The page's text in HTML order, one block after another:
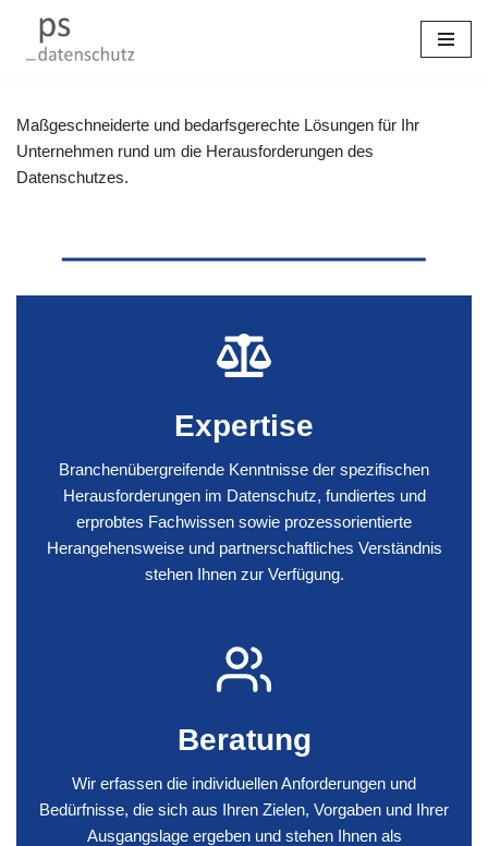
Zum
Maßgeschneiderte und bedarfsgerechte Lösungen für Ihr
Unternehmen rund um die Herausforderungen des
Datenschutzes.
Expertise
Branchenübergreifende Kenntnisse der spezifischen
Herausforderungen im Datenschutz, fundiertes und
erprobtes Fachwissen sowie prozessorientierte
Herangehensweise und partnerschaftliches Verständnis
stehen Ihnen zur Verfügung.
Beratung
Wir erfassen die individuellen Anforderungen und
Bedürfnisse, die sich aus Ihren Zielen, Vorgaben und Ihrer
Ausgangslage ergeben und stehen Ihnen als